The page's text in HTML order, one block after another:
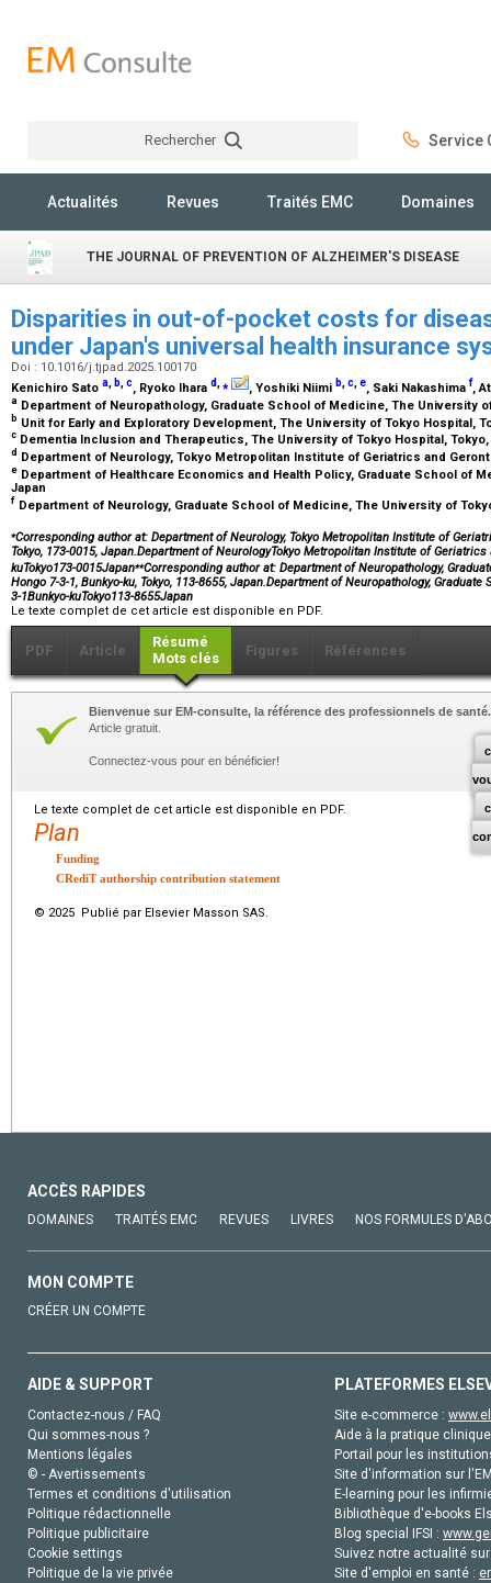
Rechercher Service
Actualités Revues Traités EMC Domaines
THE JOURNAL OF PREVENTION OF ALZHEIMER'S DISEASE
Disparities in out-of-pocket costs for
under Japan's universal health insurance
Doi : 10.1016/j.tjpad.2025.100170
Kenichiro Sato a, b,c, Ryoko Ihara d,⁎ , Yoshiki Niimi b,c,e, Saki Nakashima f,
a Department of Neuropathology, Graduate School of Medicine, The University
b Unit for Early and Exploratory Development, The University of Tokyo Hospital,
c Dementia Inclusion and Therapeutics, The University of Tokyo Hospital,
d Department of Neurology, Tokyo Metropolitan Institute of Geriatrics and
e Department of Healthcare Economics and Health Policy, Graduate School of
Japan
f Department of Neurology, Graduate School of Medicine, The University of
⁎Corresponding author at: Department of Neurology, Tokyo Metropolitan Institute of
Tokyo, 173-0015, Japan.Department of NeurologyTokyo Metropolitan Institute of
kuTokyo173-0015Japan⁎⁎Corresponding author at: Department of Neuropathology,
Hongo 7-3-1, Bunkyo-ku, Tokyo, 113-8655, Japan.Department of Neuropathology,
3-1Bunkyo-kuTokyo113-8655Japan
Le texte complet de cet article est disponible en PDF.
PDF Article
Résumé
Mots clés
Figures Références
Bienvenue sur EM-consulte, la référence des professionnels de santé.
Article gratuit.
Connectez-vous pour en bénéficier!
Le texte complet de cet article est disponible en PDF.
Plan
Funding
CRediT authorship contribution statement
© 2025 Publié par Elsevier Masson SAS.
ACCÈS RAPIDES
DOMAINES TRAITÉS EMC REVUES LIVRES NOS FORMULES
MON COMPTE
CRÉER UN COMPTE
AIDE & SUPPORT
Contactez-nous / FAQ
Qui sommes-nous ?
Mentions légales
© - Avertissements
Termes et conditions d'utilisation
Politique rédactionnelle
Politique publicitaire
Cookie settings
Politique de la vie privée
PLATEFORMES
Site e-commerce :
Aide à la pratique
Portail pour les
Site d'information sur
E-learning pour les
Bibliothèque d'e-books
Blog special IFSI :
Suivez notre actualité
Site d'emploi en santé :